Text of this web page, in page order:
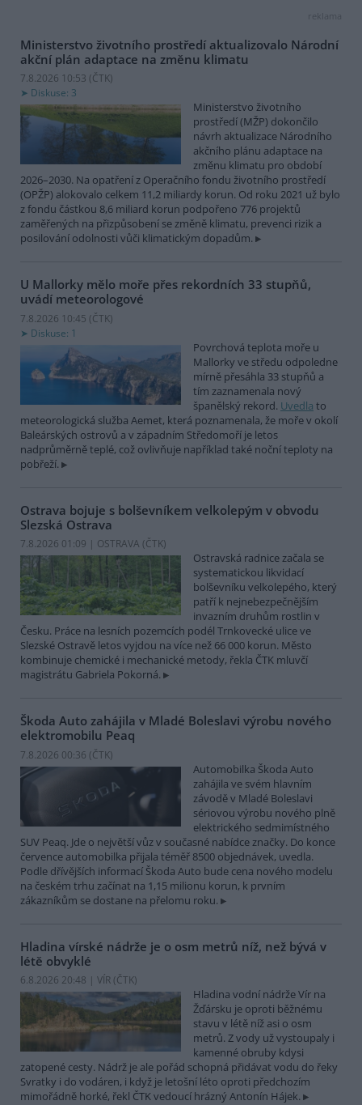
reklama
Ministerstvo životního prostředí aktualizovalo Národní
akční plán adaptace na změnu klimatu
7.8.2026 10:53 (ČTK)
Diskuse: 3
Ministerstvo životního
prostředí (MŽP) dokončilo
návrh aktualizace Národního
akčního plánu adaptace na
změnu klimatu pro období
2026–2030. Na opatření z Operačního fondu životního prostředí
(OPŽP) alokovalo celkem 11,2 miliardy korun. Od roku 2021 už bylo
z fondu částkou 8,6 miliard korun podpořeno 776 projektů
zaměřených na přizpůsobení se změně klimatu, prevenci rizik a
posilování odolnosti vůči klimatickým dopadům.
U Mallorky mělo moře přes rekordních 33 stupňů,
uvádí meteorologové
7.8.2026 10:45 (ČTK)
Diskuse: 1
Povrchová teplota moře u
Mallorky ve středu odpoledne
mírně přesáhla 33 stupňů a
tím zaznamenala nový
španělský rekord. Uvedla to
meteorologická služba Aemet, která poznamenala, že moře v okolí
Baleárských ostrovů a v západním Středomoří je letos
nadprůměrně teplé, což ovlivňuje například také noční teploty na
pobřeží.
Ostrava bojuje s bolševníkem velkolepým v obvodu
Slezská Ostrava
7.8.2026 01:09 | OSTRAVA (ČTK)
Ostravská radnice začala se
systematickou likvidací
bolševníku velkolepého, který
patří k nejnebezpečnějším
invazním druhům rostlin v
Česku. Práce na lesních pozemcích podél Trnkovecké ulice ve
Slezské Ostravě letos vyjdou na více než 66 000 korun. Město
kombinuje chemické i mechanické metody, řekla ČTK mluvčí
magistrátu Gabriela Pokorná.
Škoda Auto zahájila v Mladé Boleslavi výrobu nového
elektromobilu Peaq
7.8.2026 00:36 (ČTK)
Automobilka Škoda Auto
zahájila ve svém hlavním
závodě v Mladé Boleslavi
sériovou výrobu nového plně
elektrického sedmimístného
SUV Peaq. Jde o největší vůz v současné nabídce značky. Do konce
července automobilka přijala téměř 8500 objednávek, uvedla.
Podle dřívějších informací Škoda Auto bude cena nového modelu
na českém trhu začínat na 1,15 milionu korun, k prvním
zákazníkům se dostane na přelomu roku.
Hladina vírské nádrže je o osm metrů níž, než bývá v
létě obvyklé
6.8.2026 20:48 | VÍR (ČTK)
Hladina vodní nádrže Vír na
Žďársku je oproti běžnému
stavu v létě níž asi o osm
metrů. Z vody už vystoupaly i
kamenné obruby kdysi
zatopené cesty. Nádrž je ale pořád schopná přidávat vodu do řeky
Svratky i do vodáren, i když je letošní léto oproti předchozím
mimořádně horké, řekl ČTK vedoucí hrázný Antonín Hájek.